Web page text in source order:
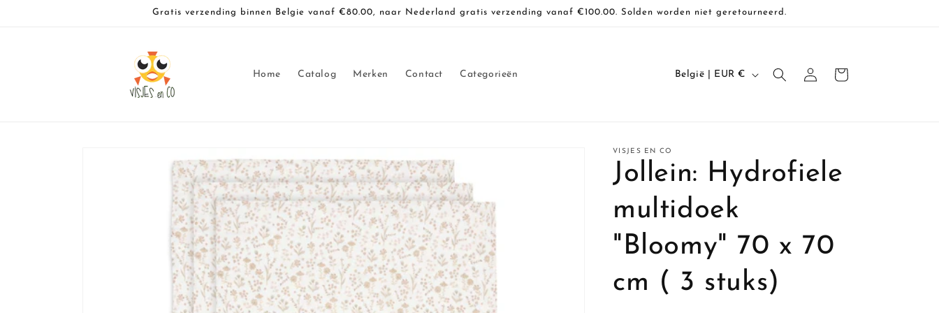
Gratis verzending binnen Belgie vanaf €80.00, naar Nederland gratis verzending vanaf €100.00. Solden worden niet geretourneerd.
Home Catalog Merken Contact Categorieën
L
/
r
e
g
i
o
België | EUR € InloggenWinkelwagen
productinformatie
VISJES EN CO
Jollein: Hydrofiele
multidoek
"Bloomy" 70 x 70
cm ( 3 stuks)